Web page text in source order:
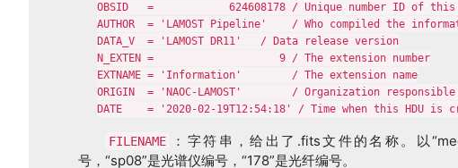
OBSID   =            624608178 / Unique number ID of this
AUTHOR  = 'LAMOST Pipeline'    / Who compiled the
DATA_V  = 'LAMOST DR11'   / Data release version
N_EXTEN =                    9 / The extension number
EXTNAME = 'Information'        / The extension name
ORIGIN  = 'NAOC-LAMOST'        / Organization
DATE    = '2020-02-19T12:54:18' / Time when this HDU is
FILENAME
：字符串，给出了.fits文件的名称。以
号，“sp08”是光谱仪编号，“178”是光纤编号。